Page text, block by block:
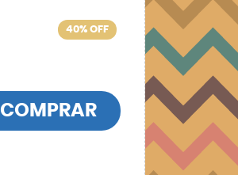
40% OFF
COMPRAR